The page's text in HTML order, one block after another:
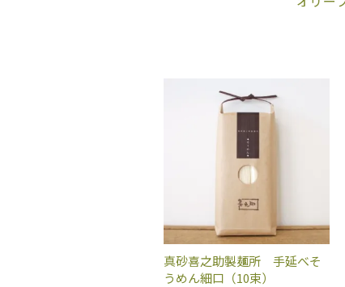
真砂喜之助製麺所 手延べそ
うめん細口（10束）